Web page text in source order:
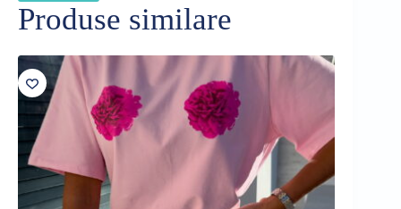
Produse similare